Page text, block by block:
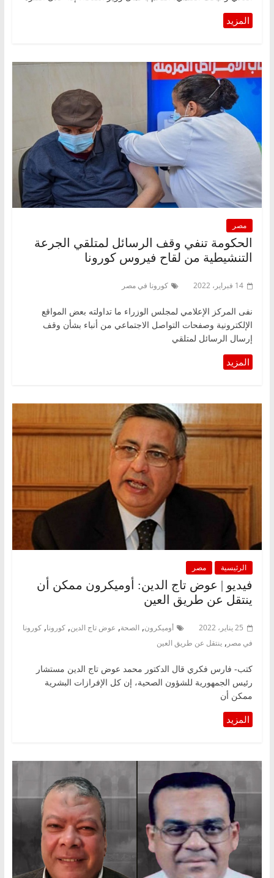
مصر
الحكومة تنفي وقف الرسائل لمتلقي الجرعة
التنشيطية من لقاح فيروس كورونا
14 فبراير، 2022 كورونا في مصر
نفى المركز الإعلامي لمجلس الوزراء ما تداولته بعض المواقع
الإلكترونية وصفحات التواصل الاجتماعي من أنباء بشأن وقف
إرسال الرسائل لمتلقي
الرئيسية مصر
فيديو | عوض تاج الدين: أوميكرون ممكن أن
ينتقل عن طريق العين
25 يناير، 2022 أوميكرون, الصحة, عوض تاج الدين, كورونا, كورونا
في مصر , ينتقل عن طريق العين
كتب- فارس فكري قال الدكتور محمد عوض تاج الدين مستشار
رئيس الجمهورية للشؤون الصحية، إن كل الإفرازات البشرية
ممكن أن